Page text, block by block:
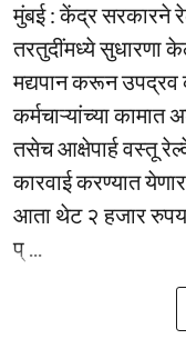
मुंबई : केंद्र सरकारने
तरतुदींमध्ये सुधारणा
मद्यपान करून
कर्मचाऱ्यांच्या
तसेच आक्षेपार्ह वस्तू
कारवाई करण्यात
आता थेट २ हजार
प् ...